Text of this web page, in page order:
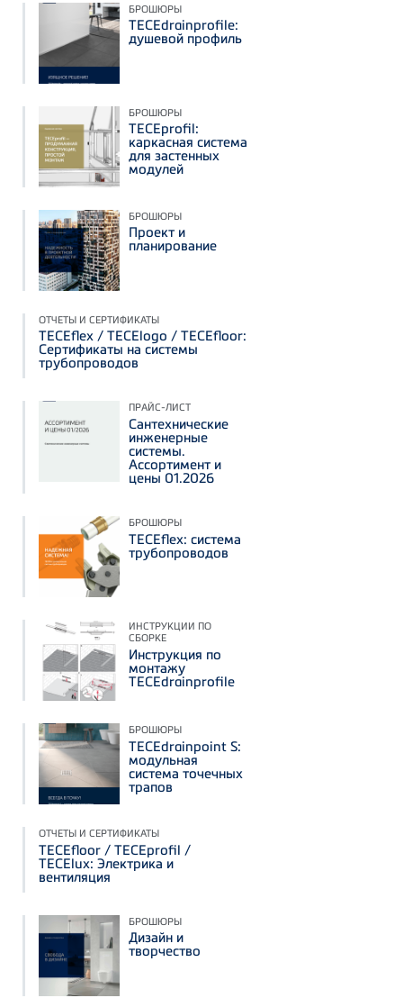
БРОШЮРЫ
TECEdrainprofile:
душевой профиль
БРОШЮРЫ
TECEprofil:
каркасная система
для застенных
модулей
БРОШЮРЫ
Проект и
планирование
ОТЧЕТЫ И СЕРТИФИКАТЫ
TECEflex / TECElogo / TECEfloor:
Сертификаты на системы
трубопроводов
ПРАЙС-ЛИСТ
Сантехнические
инженерные
системы.
Ассортимент и
цены 01.2026
БРОШЮРЫ
TECEflex: система
трубопроводов
ИНСТРУКЦИИ ПО
СБОРКЕ
Инструкция по
монтажу
TECEdrainprofile
БРОШЮРЫ
TECEdrainpoint S:
модульная
система точечных
трапов
ОТЧЕТЫ И СЕРТИФИКАТЫ
TECEfloor / TECEprofil /
TECElux: Электрика и
вентиляция
БРОШЮРЫ
Дизайн и
творчество